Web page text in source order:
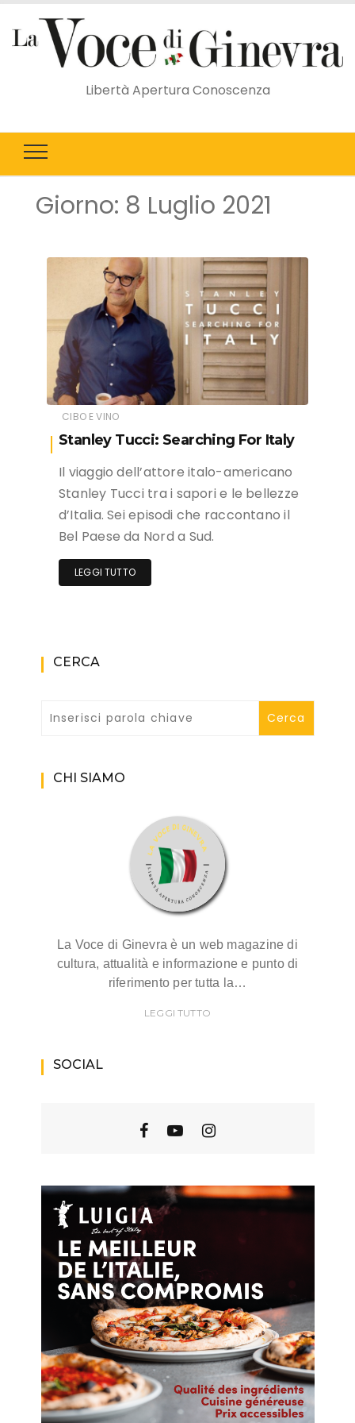
Libertà Apertura Conoscenza
Giorno: 8 Luglio 2021
CIBO E VINO
Stanley Tucci: Searching For Italy
Il viaggio dell’attore italo-americano
Stanley Tucci tra i sapori e le bellezze
d’Italia. Sei episodi che raccontano il
Bel Paese da Nord a Sud.
LEGGI TUTTO
CERCA
CHI SIAMO
La Voce di Ginevra è un web magazine di
cultura, attualità e informazione e punto di
riferimento per tutta la…
LEGGI TUTTO
SOCIAL